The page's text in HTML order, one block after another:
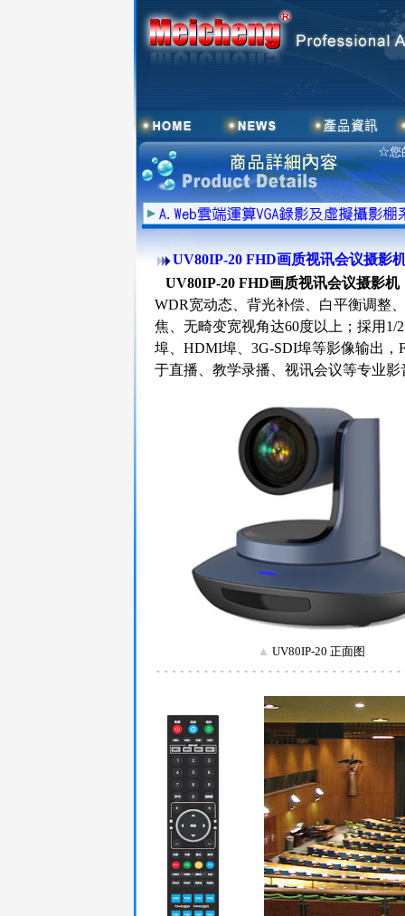
☆您
UV80IP-20 FHD画质视讯会议摄影
UV80IP-20 FHD画质视讯会议摄影机
WDR宽动态、背光补偿、白平衡调整
焦、无畸变宽视角达60度以上；採用
埠、HDMI埠、3G-SDI埠等影像输出
于直播、教学录播、视讯会议等专业
▲ UV80IP-20 正面图